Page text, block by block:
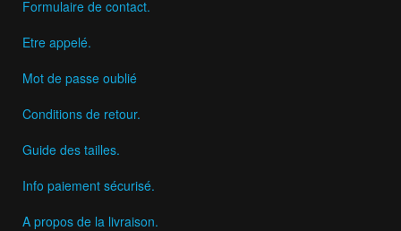
Formulaire de contact.
Etre appelé.
Mot de passe oublié
Conditions de retour.
Guide des tailles.
Info paiement sécurisé.
A propos de la livraison.